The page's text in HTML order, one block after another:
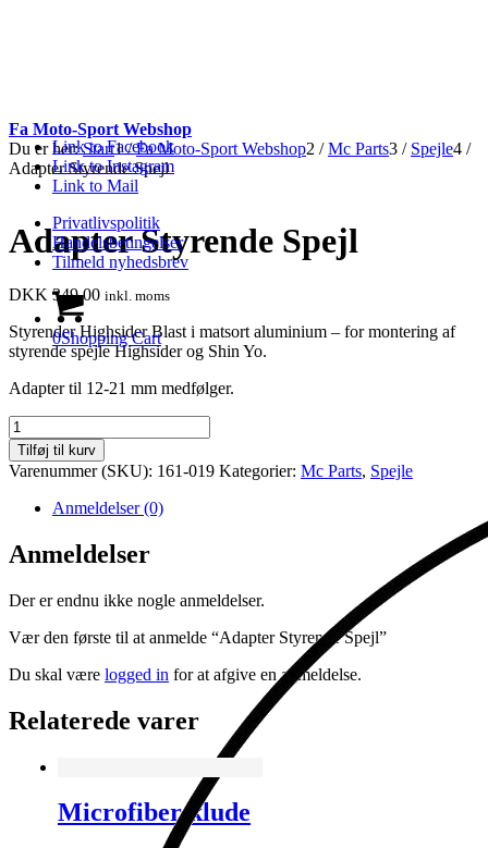
Link to Facebook
Link to Instagram
Link to Mail
Privatlivspolitik
Handelsbetingelser
Tilmeld nyhedsbrev
0Shopping Cart
Fa Moto-Sport Webshop
Du er her: Start1 / Fa Moto-Sport Webshop2 / Mc Parts3 / Spejle4 /
Adapter Styrende Spejl
Adapter Styrende Spejl
DKK 349.00 inkl. moms
Styrender Highsider Blast i matsort aluminium – for montering af
styrende spejle Highsider og Shin Yo.
Adapter til 12-21 mm medfølger.
Adapter
Styrende
Spejl
antal
Tilføj til kurv
Varenummer (SKU): 161-019 Kategorier: Mc Parts, Spejle
Anmeldelser (0)
Anmeldelser
Der er endnu ikke nogle anmeldelser.
Vær den første til at anmelde “Adapter Styrende Spejl”
Du skal være logged in for at afgive en anmeldelse.
Relaterede varer
Microfiber klude